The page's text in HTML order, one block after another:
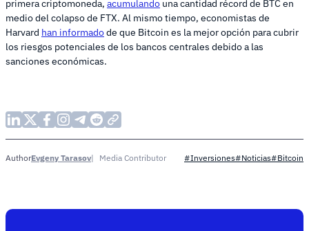
primera criptomoneda, acumulando una cantidad récord de BTC en
medio del colapso de FTX. Al mismo tiempo, economistas de
Harvard han informadode que Bitcoin es la mejor opción para cubrir
los riesgos potenciales de los bancos centrales debido a las
sanciones económicas.
AuthorEvgeny Tarasov Media Contributor #Inversiones#Noticias#Bitcoin